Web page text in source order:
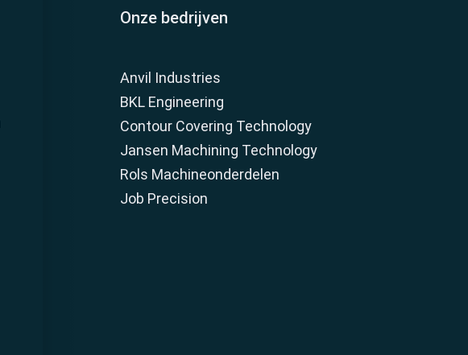
Onze bedrijven
Anvil Industries
BKL Engineering
Contour Covering Technology
Jansen Machining Technology
Rols Machineonderdelen
Job Precision